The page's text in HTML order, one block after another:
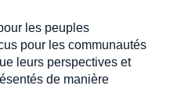
les peuples
pour les communautés
leurs perspectives et
de manière